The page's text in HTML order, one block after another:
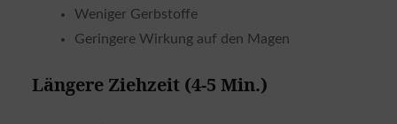
Weniger Gerbstoffe
Geringere Wirkung auf den Magen
Längere Ziehzeit (4-5 Min.)